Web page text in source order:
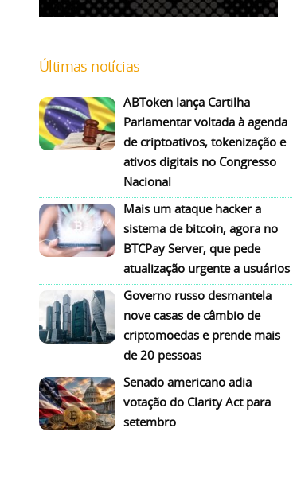
Últimas notícias
ABToken lança Cartilha
Parlamentar voltada à agenda
de criptoativos, tokenização e
ativos digitais no Congresso
Nacional
Mais um ataque hacker a
sistema de bitcoin, agora no
BTCPay Server, que pede
atualização urgente a usuários
Governo russo desmantela
nove casas de câmbio de
criptomoedas e prende mais
de 20 pessoas
Senado americano adia
votação do Clarity Act para
setembro